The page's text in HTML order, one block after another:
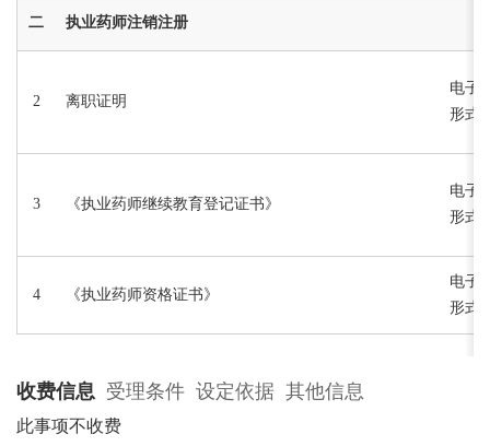
二 执业药师注销注册
2 离职证明
电子
形式:
3 《执业药师继续教育登记证书》
电子
形式:
4 《执业药师资格证书》
电子
形式:
收费信息 受理条件 设定依据 其他信息
此事项不收费